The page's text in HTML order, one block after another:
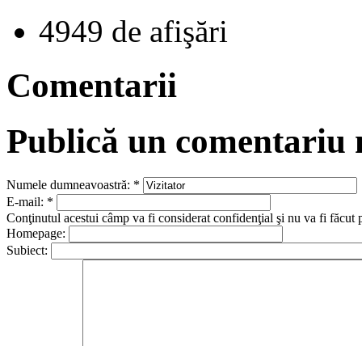
4949 de afişări
Comentarii
Publică un comentariu
Numele dumneavoastră: *
E-mail: *
Conţinutul acestui câmp va fi considerat confidenţial şi nu va fi făcut
Homepage:
Subiect: